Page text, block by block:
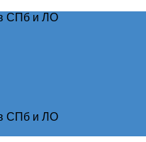
в СПб и ЛО
в СПб и ЛО